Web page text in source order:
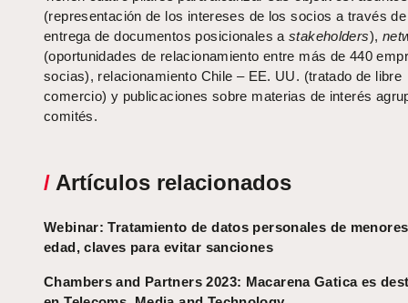
(representación de los intereses de los socios a través
entrega de documentos posicionales astakeholders),
(oportunidades de relacionamiento entre más de 440
socias), relacionamiento Chile – EE. UU. (tratado de libre
comercio) y publicaciones sobre materias de interés
comités.
/ Artículos relacionados
Webinar: Tratamiento de datos personales de
edad, claves para evitar sanciones
Chambers and Partners 2023: Macarena Gatica es